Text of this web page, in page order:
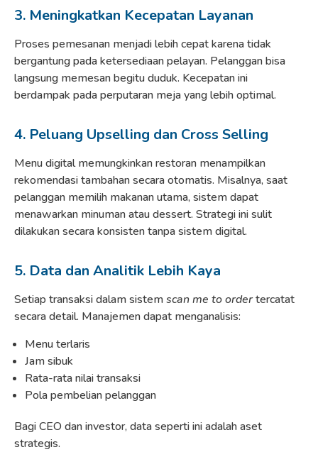
3. Meningkatkan Kecepatan Layanan
Proses pemesanan menjadi lebih cepat karena tidak
bergantung pada ketersediaan pelayan. Pelanggan bisa
langsung memesan begitu duduk. Kecepatan ini
berdampak pada perputaran meja yang lebih optimal.
4. Peluang Upselling dan Cross Selling
Menu digital memungkinkan restoran menampilkan
rekomendasi tambahan secara otomatis. Misalnya, saat
pelanggan memilih makanan utama, sistem dapat
menawarkan minuman atau dessert. Strategi ini sulit
dilakukan secara konsisten tanpa sistem digital.
5. Data dan Analitik Lebih Kaya
Setiap transaksi dalam sistemscan me to ordertercatat
secara detail. Manajemen dapat menganalisis:
Menu terlaris
Jam sibuk
Rata-rata nilai transaksi
Pola pembelian pelanggan
Bagi CEO dan investor, data seperti ini adalah aset
strategis.